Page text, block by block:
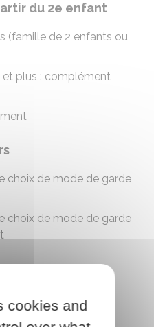
du 2e enfant
(famille de 2 enfants ou
et plus : complément
choix de mode de garde
choix de mode de garde
de l'enfant
cookies and